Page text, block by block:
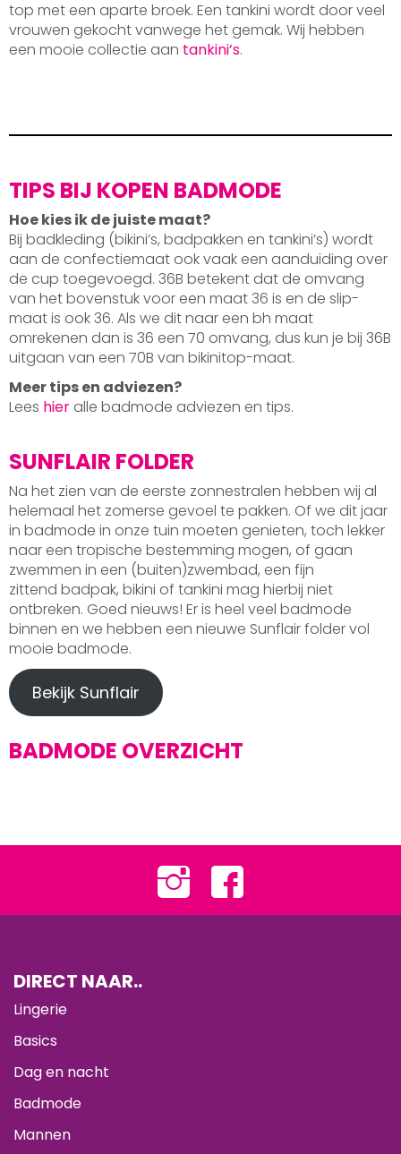
top met een aparte broek. Een tankini wordt door veel
vrouwen gekocht vanwege het gemak. Wij hebben
een mooie collectie aan tankini’s.
TIPS BIJ KOPEN BADMODE
Hoe kies ik de juiste maat?
Bij badkleding (bikini’s, badpakken en tankini’s) wordt
aan de confectiemaat ook vaak een aanduiding over
de cup toegevoegd. 36B betekent dat de omvang
van het bovenstuk voor een maat 36 is en de slip-
maat is ook 36. Als we dit naar een bh maat
omrekenen dan is 36 een 70 omvang, dus kun je bij 36B
uitgaan van een 70B van bikinitop-maat.
Meer tips en adviezen?
Lees hier alle badmode adviezen en tips.
SUNFLAIR FOLDER
Na het zien van de eerste zonnestralen hebben wij al
helemaal het zomerse gevoel te pakken. Of we dit jaar
in badmode in onze tuin moeten genieten, toch lekker
naar een tropische bestemming mogen, of gaan
zwemmen in een (buiten)zwembad, een fijn
zittend badpak, bikini of tankini mag hierbij niet
ontbreken. Goed nieuws! Er is heel veel badmode
binnen en we hebben een nieuwe Sunflair folder vol
mooie badmode.
Bekijk Sunflair
BADMODE OVERZICHT
DIRECT NAAR..
Lingerie
Basics
Dag en nacht
Badmode
Mannen